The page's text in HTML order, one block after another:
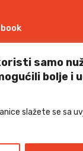
samo
bolje i
slažete se sa
na ovoj web stranici imaju
mjerodavni su podaci